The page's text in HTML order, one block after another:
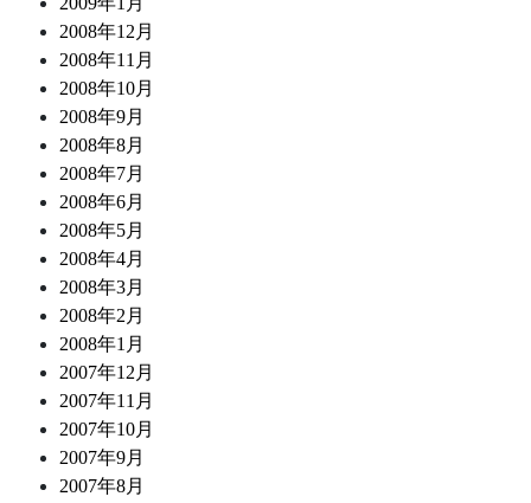
2008年12月
2008年11月
2008年10月
2008年9月
2008年8月
2008年7月
2008年6月
2008年5月
2008年4月
2008年3月
2008年2月
2008年1月
2007年12月
2007年11月
2007年10月
2007年9月
2007年8月